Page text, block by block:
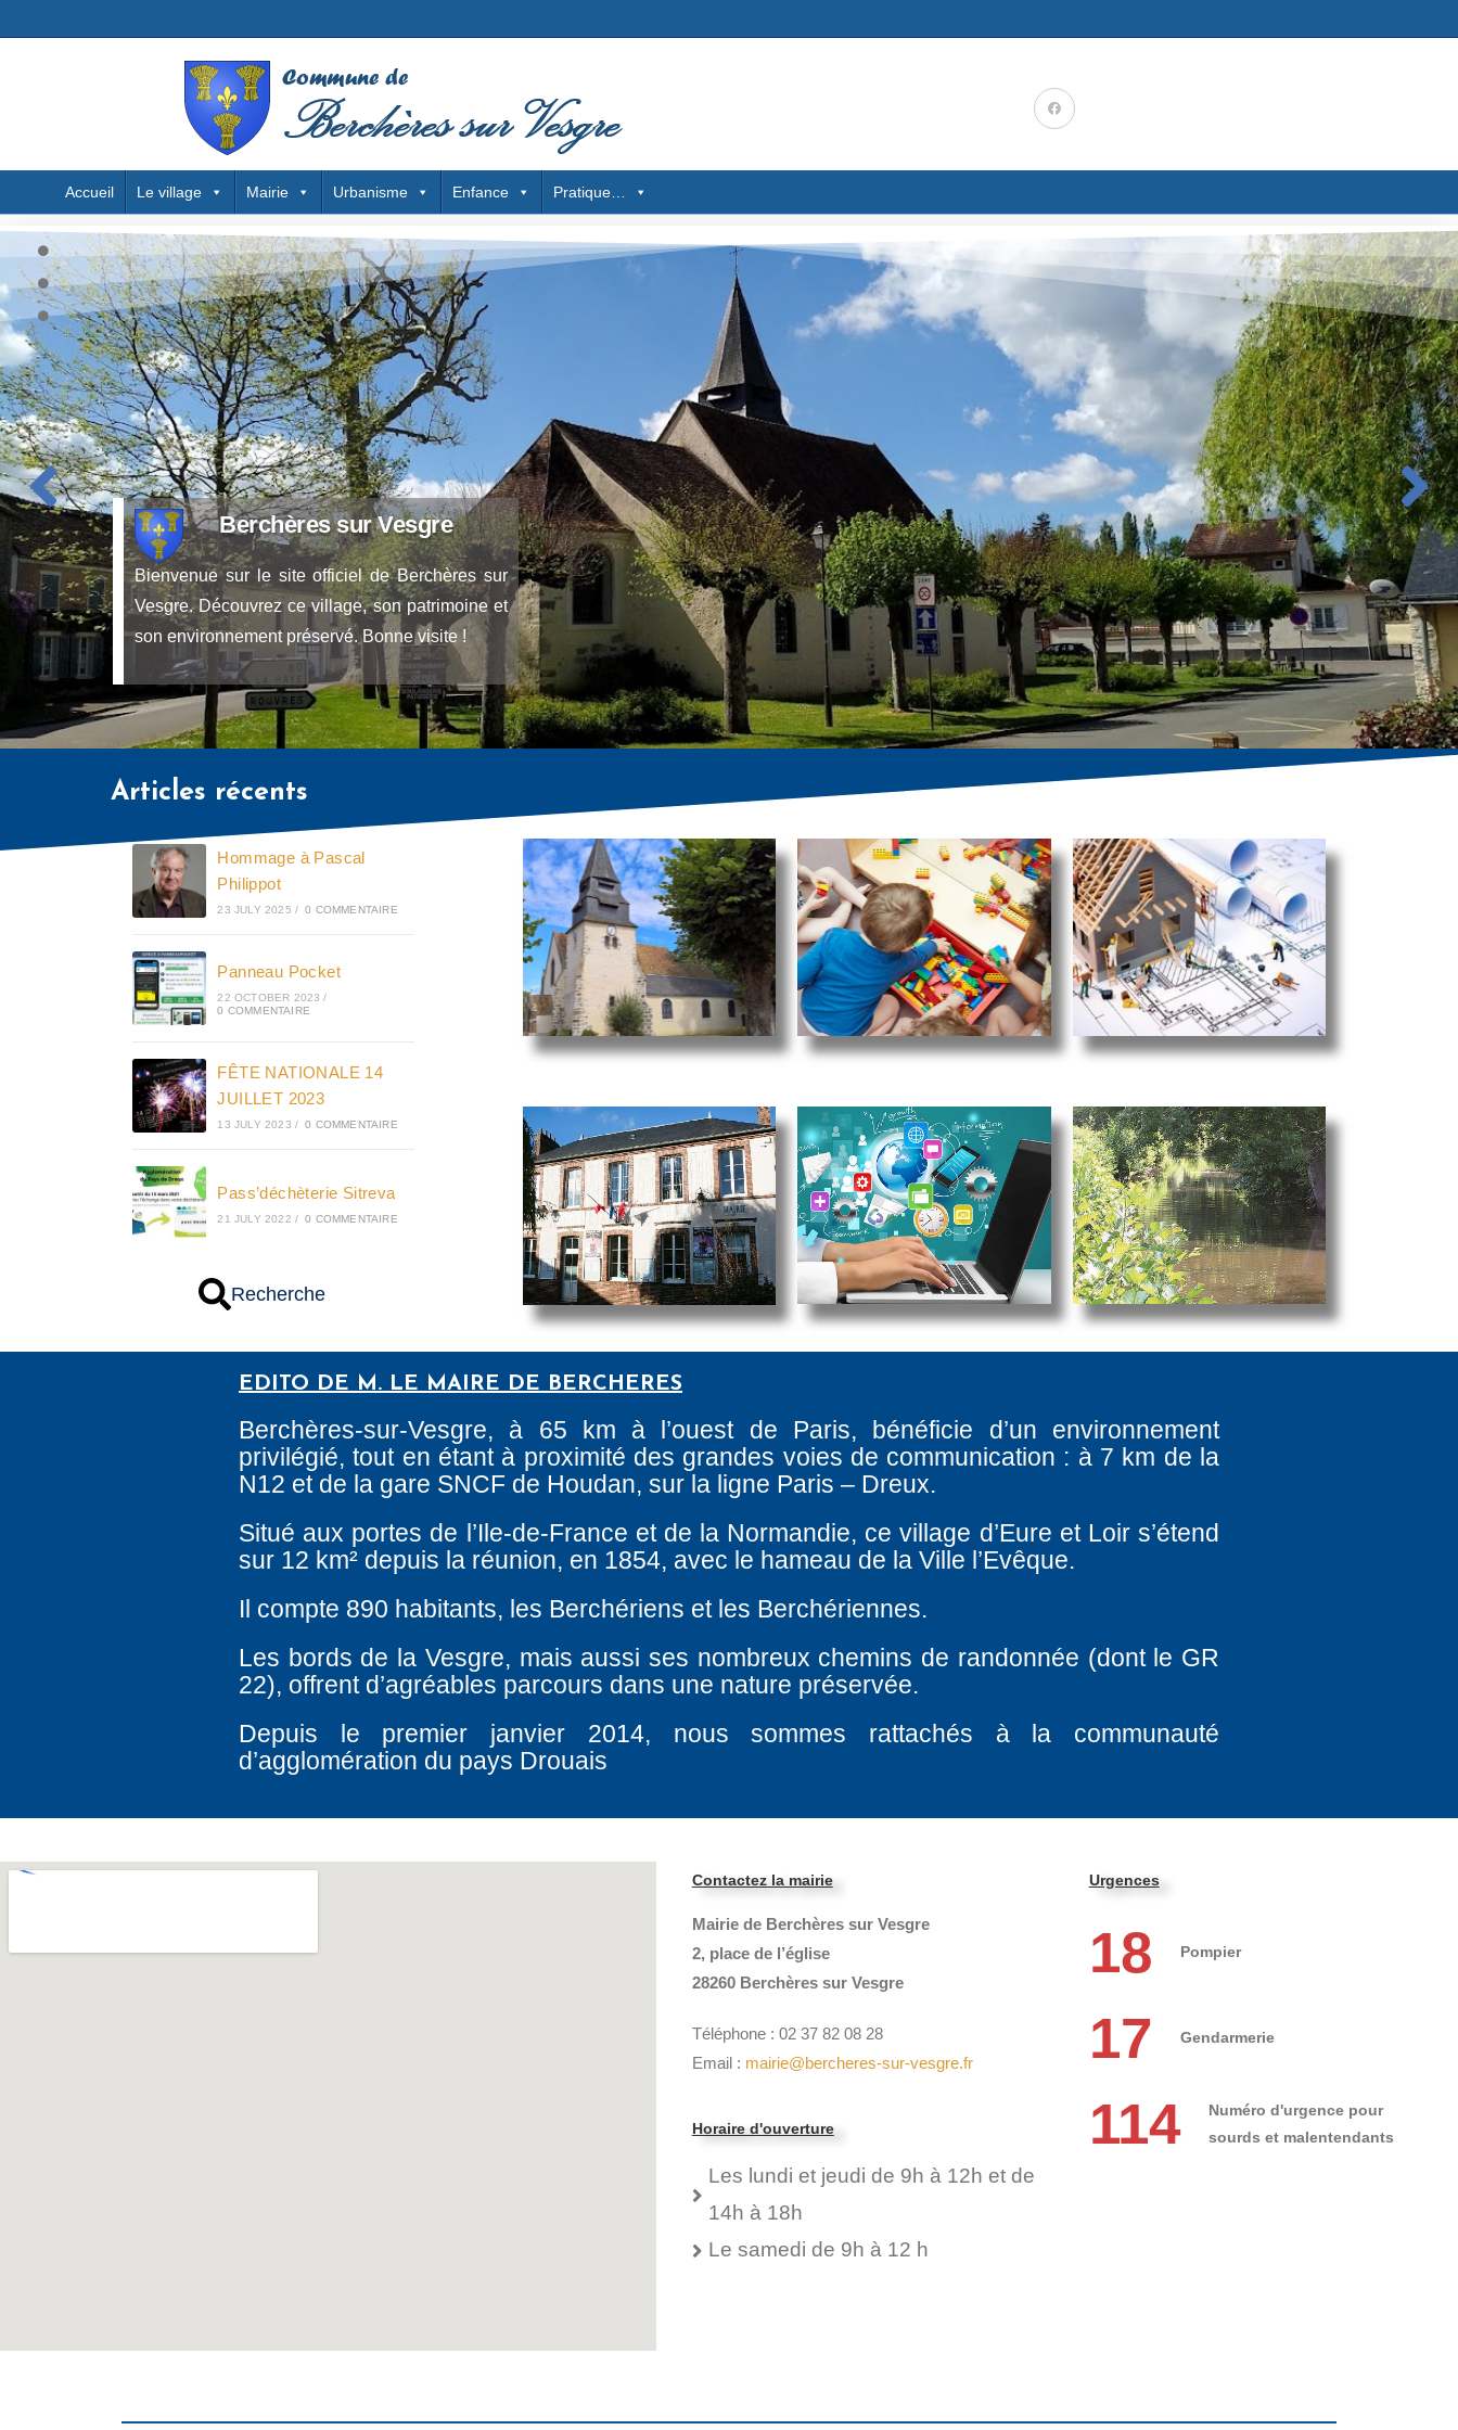
Accueil Le village Mairie Urbanisme Enfance Pratique…
Articles récents
Hommage à Pascal
Philippot
23 JULY 2025 / 0 COMMENTAIRE
Panneau Pocket
22 OCTOBER 2023 /
0 COMMENTAIRE
FÊTE NATIONALE 14
JUILLET 2023
13 JULY 2023 / 0 COMMENTAIRE
Pass’déchèterie Sitreva
21 JULY 2022 / 0 COMMENTAIRE
Recherche
EDITO DE M. LE MAIRE DE BERCHERES
Berchères-sur-Vesgre, à 65 km à l’ouest de Paris, bénéficie d’un environnement
privilégié, tout en étant à proximité des grandes voies de communication : à 7 km de la
N12 et de la gare SNCF de Houdan, sur la ligne Paris – Dreux.
Situé aux portes de l’Ile-de-France et de la Normandie, ce village d’Eure et Loir s’étend
sur 12 km² depuis la réunion, en 1854, avec le hameau de la Ville l’Evêque.
Il compte 890 habitants, les Berchériens et les Berchériennes.
Les bords de la Vesgre, mais aussi ses nombreux chemins de randonnée (dont le GR
22), offrent d’agréables parcours dans une nature préservée.
Depuis le premier janvier 2014, nous sommes rattachés à la communauté
d’agglomération du pays Drouais
Contactez la mairie
Mairie de Berchères sur Vesgre
2, place de l’église
28260 Berchères sur Vesgre
Téléphone : 02 37 82 08 28
Email : mairie@bercheres-sur-vesgre.fr
Horaire d'ouverture
Les lundi et jeudi de 9h à 12h et de
14h à 18h
Le samedi de 9h à 12 h
Urgences
18 Pompier
17 Gendarmerie
114
Numéro d'urgence pour
sourds et malentendants